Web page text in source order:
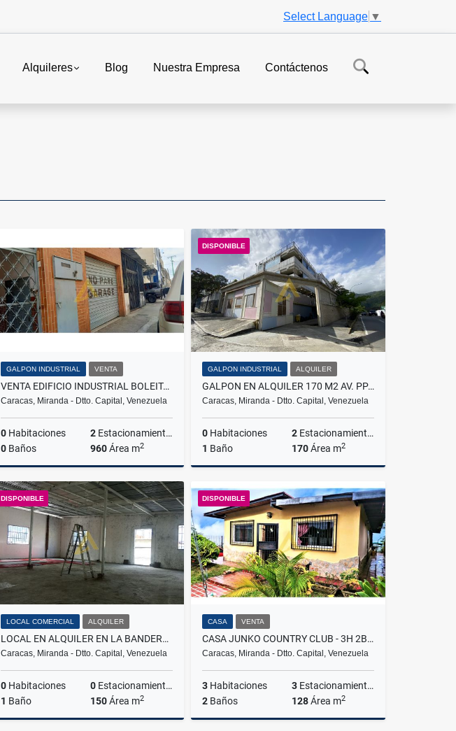
Select Language ▼
Alquileres Blog Nuestra Empresa Contáctenos
GALPON INDUSTRIAL VENTA
VENTA EDIFICIO INDUSTRIAL BOLEITA DE 4 PISOS DE 240M2 C/P TOTAL 960
Caracas, Miranda - Dtto. Capital, Venezuela
0 Habitaciones 2 Estacionamientos
0 Baños 960Área m2
Venta
US$600,000
DISPONIBLE
GALPON INDUSTRIAL ALQUILER
GALPON EN ALQUILER 170 M2 AV. PPAL LA GUAIRITA SANTA CLARA
Caracas, Miranda - Dtto. Capital, Venezuela
0 Habitaciones 2 Estacionamientos
1 Baño 170Área m2
Alquiler
US$2,500
DISPONIBLE
LOCAL COMERCIAL ALQUILER
LOCAL EN ALQUILER EN LA BANDERA DE 150 M2
Caracas, Miranda - Dtto. Capital, Venezuela
0 Habitaciones 0 Estacionamientos
1 Baño 150Área m2
DISPONIBLE
CASA VENTA
CASA JUNKO COUNTRY CLUB - 3H 2B 3PE - 413M2 T - 128M2 C
Caracas, Miranda - Dtto. Capital, Venezuela
3 Habitaciones 3 Estacionamientos
2 Baños 128Área m2